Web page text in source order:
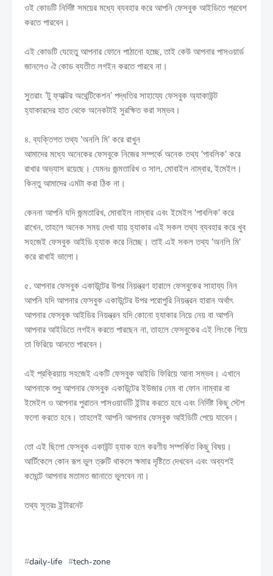
ওই কোডটি নির্দিষ্ট সময়ের মধ্যে ব্যবহার করে আপনি ফেসবুক আইডিতে প্রবেশ
করতে পারবেন।
এই কোডটি যেহেতু আপনার ফোনে পাঠানো হচ্ছে, তাই কেউ আপনার পাসওয়ার্ড
জানলেও ঐ কোড ব্যতীত লগইন করতে পারবে না।
সুতরাং ‘টু ফ্যাক্টর অথেন্টিকেশন‌’ পদ্ধতির সাহায্যে ফেসবুক অ্যাকাউন্ট
হ্যাকারদের হাত থেকে অনেকটাই সুরক্ষিত করা সম্ভব।
৪. ব্যক্তিগত তথ্য 'অনলি মি' করে রাখুন
আমাদের মধ্যে অনেকের ফেসবুকে নিজের সম্পর্কে অনেক তথ্য 'পাবলিক' করে
রাখার অভ্যাস রয়েছে। যেমনঃ জন্মতারিখ ও সাল, মোবাইল নাম্বার, ইমেইল।
কিন্তু আমাদের এমটা করা ঠিক না।
কেননা আপনি যদি জন্মতারিখ, মোবাইল নাম্বার এবং ইমেইল 'পাবলিক' করে
রাখেন, তাহলে অনেক সময় দেখা যায় হ্যাকার এই সকল তথ্য ব্যবহার করে খুব
সহজেই ফেসবুক আইডি হ্যাক করে নিচ্ছে। তাই এই সকল তথ্য 'অনলি মি'
করে রাখাই ভালো।
৫. আপনার ফেসবুক একাউন্টের উপর নিয়ন্ত্রণ হারালে ফেসবুকের সাহায্য নিন
আপনি যদি আপনার ফেসবুক একাউন্টের উপর পরোপুরি নিয়ন্ত্রন হারান অর্থাৎ
আপনার ফেসবুক আইডির নিয়ন্ত্রন যদি কোনো হ্যাকার নিয়ে নেয় বা আপনি
আপনার আইডিতে লগইন করতে পারছেন না, তাহলে ফেসবুকের এই লিংকে গিয়ে
তা ফিরিয়ে আনতে পারবেন।
এই প্রক্রিয়ায় সহজেই একটি ফেসবুক আইডি ফিরিয়ে আনা সম্ভব। এখানে
আপনাকে শুধু আপনার ফেসবুক একাউন্টের ইউজার নেম বা ফোন নাম্বার বা
ইমেইল ও আপনার পুরাতন পাসওয়ার্ডটি ইন্টার করতে হবে এবং নির্দিষ্ট কিছু স্টেপ
ফলো করতে হবে। তাহলেই আপনি আপনার ফেসবুক আইডিটি পেয়ে যাবেন।
তো এই ছিলো ফেসবুক একাউন্ট হ্যাক হলে করণীয় সম্পর্কিত কিছু বিষয়।
আর্টিকেলে কোন রূপ ভুল ত্রুটি থাকলে ক্ষমার দৃষ্টিতে দেখবেন এবং অব্যশই
কমেন্টে আপনার মতামত জানাতে ভুলবেন না।
তথ্য সূত্রঃ ইন্টারনেট
daily-life tech-zone